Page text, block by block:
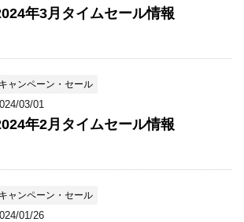
年3月タイムセール情報
キャンペーン・セール
03/01
年2月タイムセール情報
キャンペーン・セール
01/26